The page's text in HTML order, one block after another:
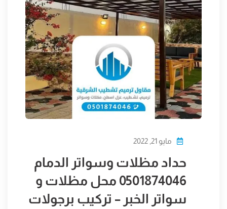
مايو 21, 2022
حداد مظلات وسواتر الدمام
0501874046 محل مظلات و
سواتر الخبر – تركيب برجولات